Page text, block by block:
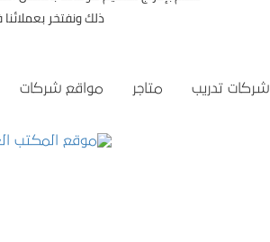
ذلك ونفتخر
شركات تدريب متاجر مواقع شركات